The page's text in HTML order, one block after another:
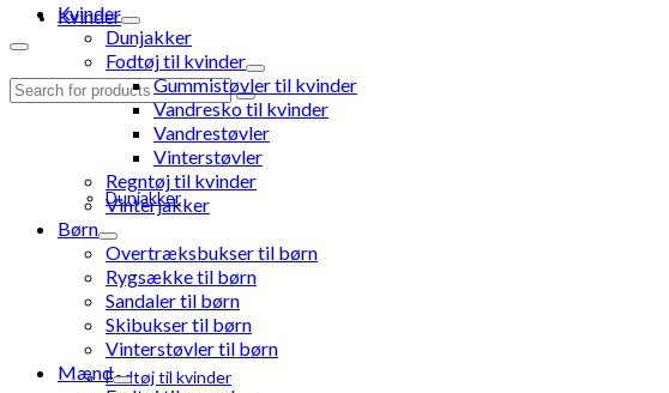
Kvinder
Dunjakker
Fodtøj til kvinder
Search
Kvinder
Dunjakker
Fodtøj til kvinder
Gummistøvler til kvinder
Vandresko til kvinder
Vandrestøvler
Vinterstøvler
Regntøj til kvinder
Vinterjakker
Børn
Overtræksbukser til børn
Rygsække til børn
Sandaler til børn
Skibukser til børn
Vinterstøvler til børn
Mænd